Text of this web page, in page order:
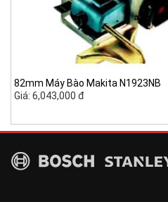
82mm Máy Bào Makita N1923NB
Giá: 6,043,000 đ